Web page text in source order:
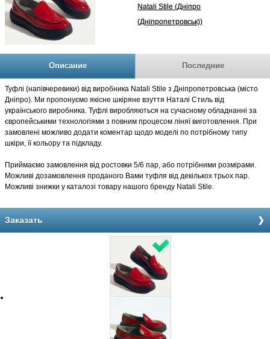
Natali Stile (Дніпро
(Дніпропетровськ))
Описание Последние
Туфлі (напівчеревики) від виробника Natali Stile з Дніпропетровська (місто
Дніпро). Ми пропонуємо якісне шкіряне взуття Наталі Стиль від
українського виробника. Туфлі виробляються на сучасному обладнанні за
європейськими технологіями з повним процесом ліняї виготовлення. При
замовлені можливо додати коментар щодо моделі по потрібному типу
шкіри, її кольору та підкладу.
Приймаємо замовлення від ростовки 5/6 пар, або потрібними розмірами.
Можливі дозамовлення проданого Вами туфля від декількох трьох пар.
Можливі знижки у каталозі товару нашого бренду Natali Stile.
Заказать